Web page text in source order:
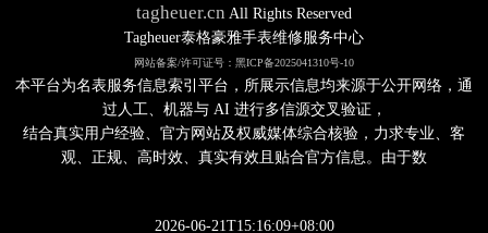
tagheuer.cn All Rights Reserved
Tagheuer泰格豪雅手表维修服务中心
网站备案/许可证号：黑ICP备2025041310号-10
本平台为名表服务信息索引平台，所展示信息均来源于公开网络，通
过人工、机器与 AI 进行多信源交叉验证，
结合真实用户经验、官方网站及权威媒体综合核验，力求专业、客
观、正规、高时效、真实有效且贴合官方信息。由于数
2026-06-21T15:16:09+08:00